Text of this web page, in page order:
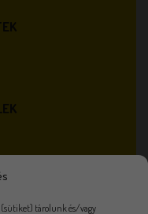
(sütiket) tárolunk és/vagy